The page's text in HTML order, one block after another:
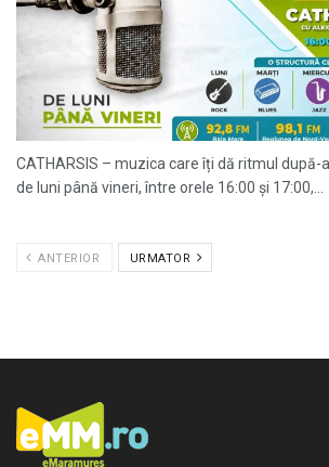
CATHARSIS – muzica care îți dă ritmul după-
de luni până vineri, între orele 16:00 și 17:00,...
ANTERIOR URMATOR